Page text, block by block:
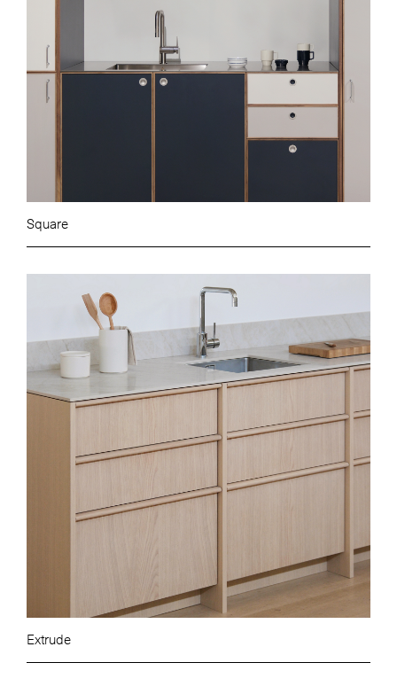
Square
Extrude